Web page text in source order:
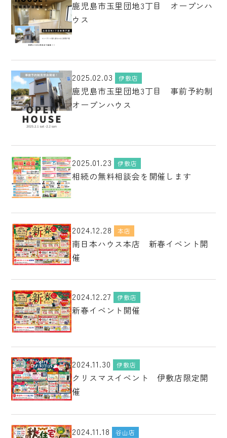
鹿児島市玉里団地3丁目 オープンハ
ウス
2025.02.03 伊敷店
鹿児島市玉里団地3丁目 事前予約制
オープンハウス
2025.01.23 伊敷店
相続の無料相談会を開催します
2024.12.28 本店
南日本ハウス本店 新春イベント開
催
2024.12.27 伊敷店
新春イベント開催
2024.11.30 伊敷店
クリスマスイベント 伊敷店限定開
催
2024.11.18 谷山店